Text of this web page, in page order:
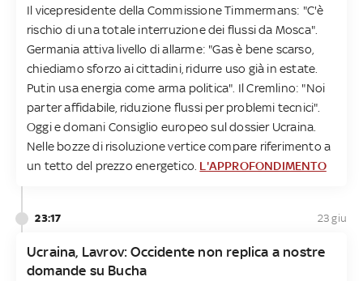
Il vicepresidente della Commissione Timmermans: "C'è
rischio di una totale interruzione dei flussi da Mosca".
Germania attiva livello di allarme: "Gas è bene scarso,
chiediamo sforzo ai cittadini, ridurre uso già in estate.
Putin usa energia come arma politica". Il Cremlino: "Noi
parter affidabile, riduzione flussi per problemi tecnici".
Oggi e domani Consiglio europeo sul dossier Ucraina.
Nelle bozze di risoluzione vertice compare riferimento a
un tetto del prezzo energetico. L'APPROFONDIMENTO
23:17 23 giu
Ucraina, Lavrov: Occidente non replica a nostre
domande su Bucha